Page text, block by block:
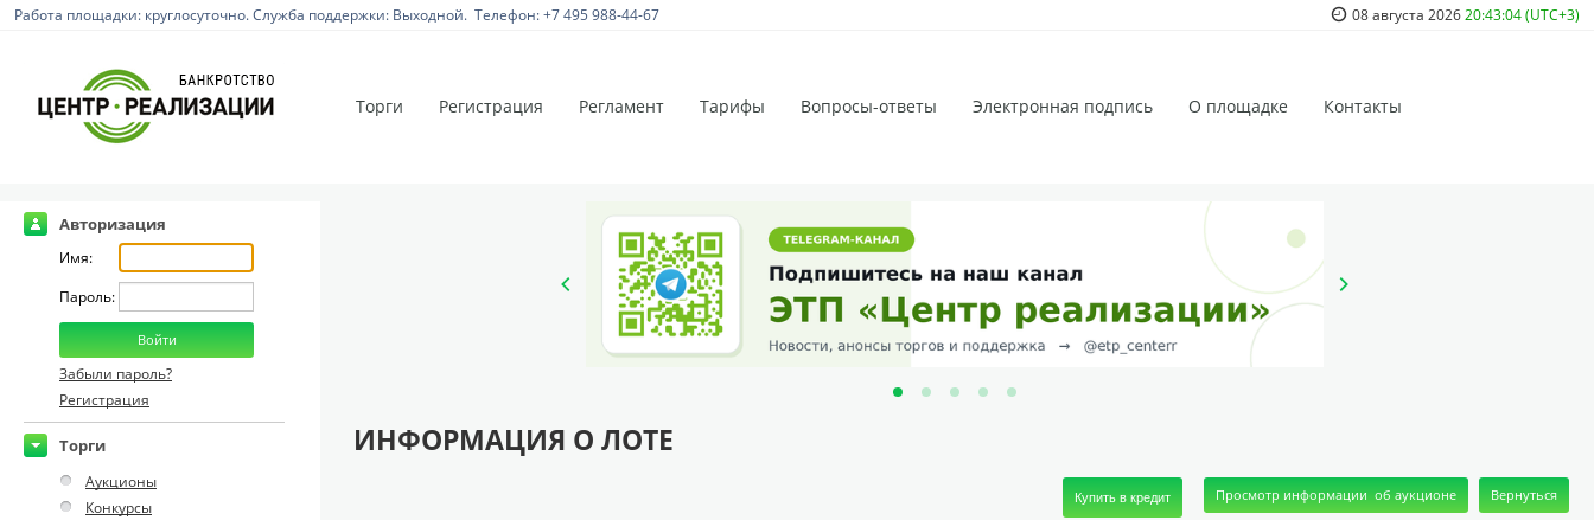
Работа площадки: круглосуточно. Служба поддержки: Выходной. Телефон: +7 495 988-44-67 08 августа 202620:43:04 (UTC+3)
Торги Регистрация Регламент Тарифы Вопросы-ответы Электронная подпись О площадке Контакты
Авторизация
Имя:
Пароль:
Забыли пароль?
Регистрация
Торги
Аукционы
Конкурсы
ИНФОРМАЦИЯ О ЛОТЕ
Купить в кредит